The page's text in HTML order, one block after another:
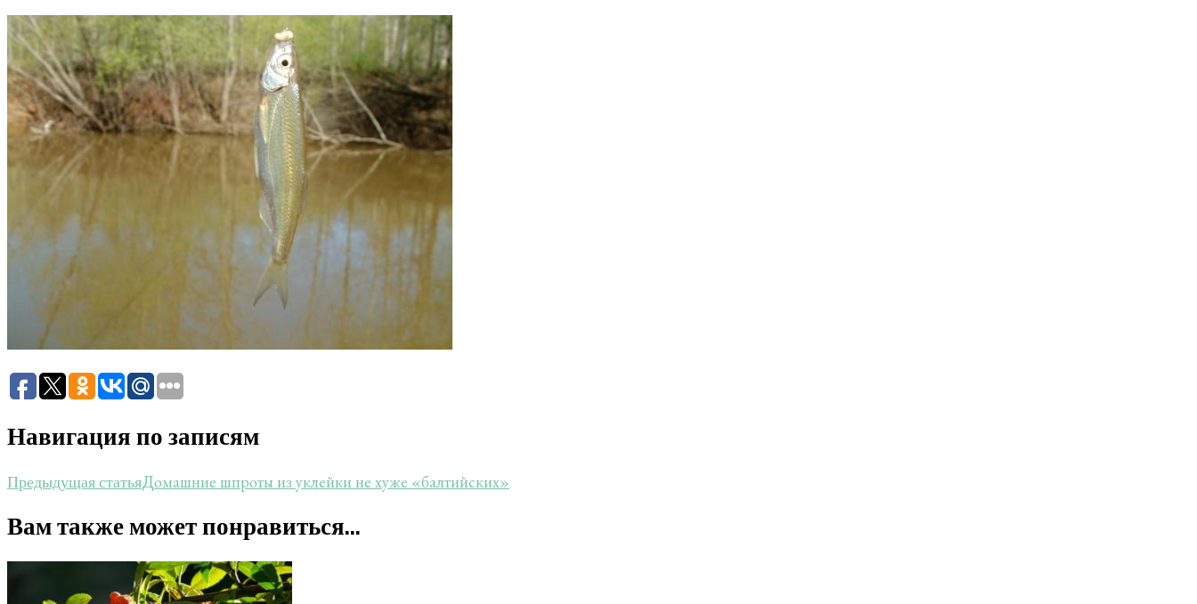
Навигация по записям
Предыдущая статьяДомашние шпроты из уклейки не хуже «балтийских»
Вам также может понравиться...